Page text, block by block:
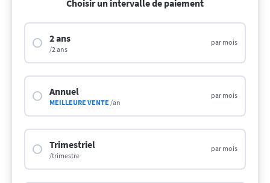
Choisir un intervalle de paiement
2 ans
/2 ans
par mois
Annuel
MEILLEURE VENTE /an
par mois
Trimestriel
/trimestre
par mois